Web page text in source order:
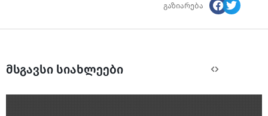
გაზიარება
მსგავსი სიახლეები